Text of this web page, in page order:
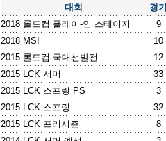
대회
경
2018 롤드컵 플레이-인 스테이지
9
2018 MSI
10
2015 롤드컵 국대선발전
12
2015 LCK 서머
33
2015 LCK 스프링 PS
3
2015 LCK 스프링
32
2015 LCK 프리시즌
8